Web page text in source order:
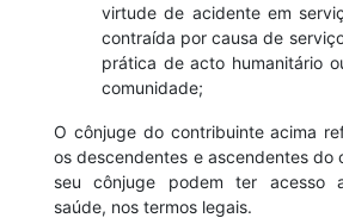
virtude de acidente em
contraída por causa de
prática de acto humanitário
comunidade;
O cônjuge do contribuinte acima
os descendentes e ascendentes do
seu cônjuge podem ter acesso
saúde, nos termos legais.